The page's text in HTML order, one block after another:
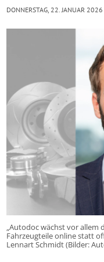
„Autodoc wächst vor allem
Fahrzeugteile online statt
Lennart Schmidt (Bilder:
DONNERSTAG, 22. JANUAR 2026